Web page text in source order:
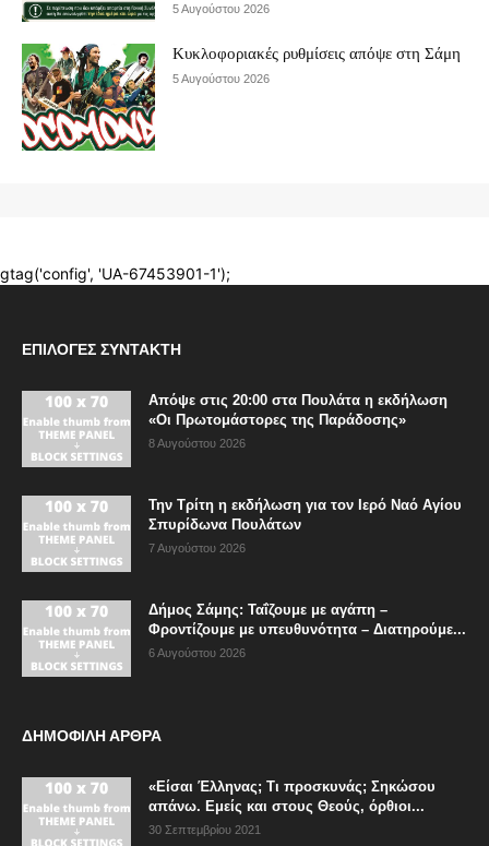
ΕΠΙΛΟΓΈΣ ΣΥΝΤΆΚΤΗ
Απόψε στις 20:00 στα Πουλάτα η εκδήλωση
«Οι Πρωτομάστορες της Παράδοσης»
8 Αυγούστου 2026
Την Τρίτη η εκδήλωση για τον Ιερό Ναό Αγίου
Σπυρίδωνα Πουλάτων
7 Αυγούστου 2026
Δήμος Σάμης: Ταΐζουμε με αγάπη –
Φροντίζουμε με υπευθυνότητα – Διατηρούμε...
6 Αυγούστου 2026
ΔΗΜΟΦΙΛΗ ΑΡΘΡΑ
«Είσαι Έλληνας; Τι προσκυνάς; Σηκώσου
απάνω. Εμείς και στους Θεούς, όρθιοι...
30 Σεπτεμβρίου 2021